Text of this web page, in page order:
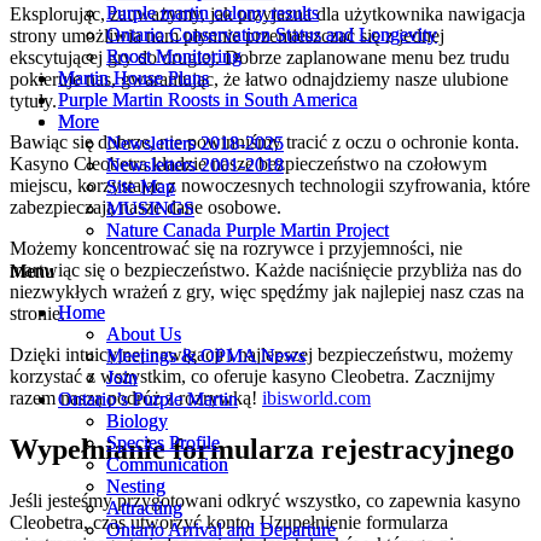
Purple martin colony results
Ontario Conservation Status and Longevity
Roost Monitoring
Martin House Plans
Purple Martin Roosts in South America
More
Newsletters 2018-2025
Newsletters 2001-2018
Site Map
MUSINGS
Nature Canada Purple Martin Project
Menu
Home
About Us
Meetings & OPMA News
Join
Ontario’s Purple Martin
Biology
Species Profile
Communication
Nesting
Attracting
Ontario Arrival and Departure
Purple martin colony results
Ontario Conservation Status and Longevity
Roost Monitoring
Martin House Plans
Purple Martin Roosts in South America
More
Newsletters 2018-2025
Newsletters 2001-2018
Site Map
MUSINGS
Nature Canada Purple Martin Project
Menu
Home
About Us
Meetings & OPMA News
Join
Ontario’s Purple Martin
Biology
Species Profile
Communication
Nesting
Attracting
Ontario Arrival and Departure
Eksplorując, zauważymy, jak przyjazna dla użytkownika nawigacja
strony umożliwia nam płynnie przemieszczać się z jednej
ekscytującej gry do drugiej. Dobrze zaplanowane menu bez trudu
pokieruje nas, gwarantując, że łatwo odnajdziemy nasze ulubione
tytuły.
Bawiąc się dobrze, nie powinniśmy tracić z oczu o ochronie konta.
Kasyno Cleobetra kładzie nasze bezpieczeństwo na czołowym
miejscu, korzystając z nowoczesnych technologii szyfrowania, które
zabezpieczają nasze dane osobowe.
Możemy koncentrować się na rozrywce i przyjemności, nie
martwiąc się o bezpieczeństwo. Każde naciśnięcie przybliża nas do
niezwykłych wrażeń z gry, więc spędźmy jak najlepiej nasz czas na
stronie.
Dzięki intuicyjnej nawigacji i najlepszej bezpieczeństwu, możemy
korzystać z wszystkim, co oferuje kasyno Cleobetra. Zacznijmy
razem naszą podróż z rozrywką! ibisworld.com
Wypełnianie formularza rejestracyjnego
Jeśli jesteśmy przygotowani odkryć wszystko, co zapewnia kasyno
Cleobetra, czas utworzyć konto. Uzupełnienie formularza